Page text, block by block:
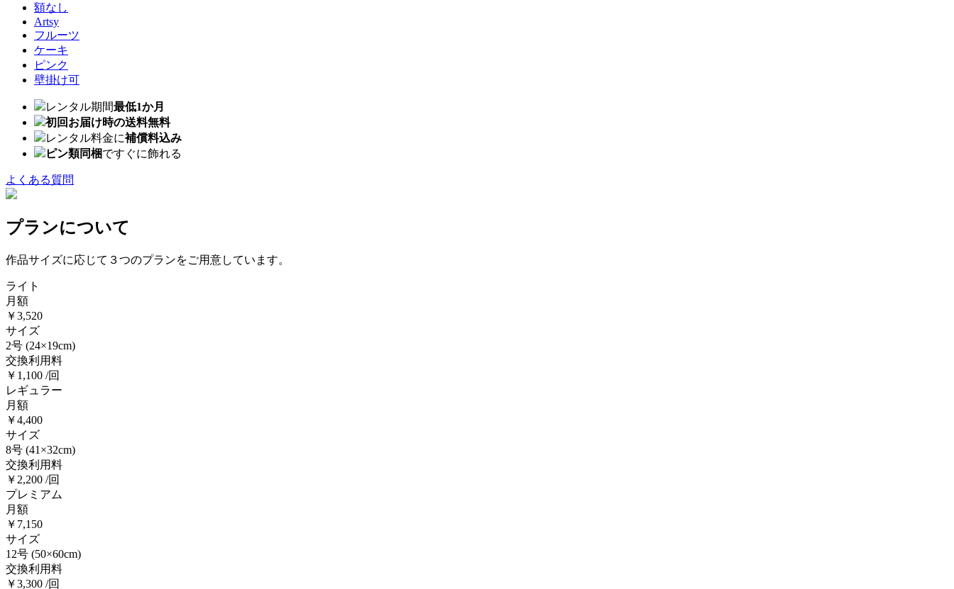
額なし
Artsy
フルーツ
ケーキ
ピンク
壁掛け可
レンタル期間最低1か月
初回お届け時の送料無料
レンタル料金に補償料込み
ピン類同梱ですぐに飾れる
よくある質問
プランについて
作品サイズに応じて３つのプランをご用意しています。
ライト
月額
￥3,520
サイズ
2号 (24×19cm)
交換利用料
￥1,100 /回
レギュラー
月額
￥4,400
サイズ
8号 (41×32cm)
交換利用料
￥2,200 /回
プレミアム
月額
￥7,150
サイズ
12号 (50×60cm)
交換利用料
￥3,300 /回